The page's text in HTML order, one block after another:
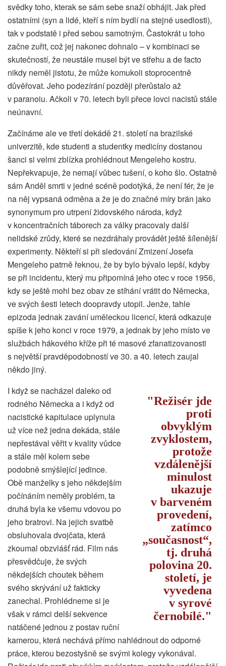
svědky toho, kterak se sám sebe snaží obhájit. Jak před
ostatními (syn a lidé, kteří s ním bydlí na stejné usedlosti),
tak v podstatě i před sebou samotným. Častokrát u toho
začne zuřit, což jej nakonec dohnalo – v kombinaci se
skutečností, že neustále musel být ve střehu a de facto
nikdy neměl jistotu, že může komukoli stoprocentně
důvěřovat. Jeho podezírání později přerůstalo až
v paranoiu. Ačkoli v 70. letech byli přece lovci nacistů stále
neúnavní.
Začínáme ale ve třetí dekádě 21. století na brazilské
univerzitě, kde studenti a studentky medicíny dostanou
šanci si velmi zblízka prohlédnout Mengeleho kostru.
Nepřekvapuje, že nemají vůbec tušení, o koho šlo. Ostatně
sám Anděl smrti v jedné scéně podotýká, že není fér, že je
na něj vypsaná odměna a že je do značné míry brán jako
synonymum pro utrpení židovského národa, když
v koncentračních táborech za války pracovaly další
nelidské zrůdy, které se nezdráhaly provádět ještě šílenější
experimenty. Někteří si při sledování Zmizení Josefa
Mengeleho patrně řeknou, že by bylo bývalo lepší, kdyby
se při incidentu, který mu připomíná jeho otec v roce 1956,
kdy se ještě mohl bez obav ze stíhání vrátit do Německa,
ve svých šesti letech doopravdy utopil. Jenže, tahle
epizoda jednak zavání uměleckou licencí, která odkazuje
spíše k jeho konci v roce 1979, a jednak by jeho místo ve
službách hákového kříže při té masové zfanatizovanosti
s největší pravděpodobností ve 30. a 40. letech zaujal
někdo jiný.
Režisér jde
proti
obvyklým
zvyklostem,
protože
vzdálenější
minulost
ukazuje
v barveném
provedení,
zatímco
„současnost“,
tj. druhá
polovina 20.
století, je
vyvedena
v syrové
černobílé.
I když se nacházel daleko od
rodného Německa a i když od
nacistické kapitulace uplynula
už více než jedna dekáda, stále
nepřestával věřit v kvality vůdce
a stále měl kolem sebe
podobně smýšlející jedince.
Obě manželky s jeho někdejším
počínáním neměly problém, ta
druhá byla ke všemu vdovou po
jeho bratrovi. Na jejich svatbě
obsluhovala dvojčata, která
zkoumal obzvlášť rád. Film nás
přesvědčuje, že svých
někdejších choutek během
svého skrývání už fakticky
zanechal. Prohlédneme si je
však v rámci delší sekvence
natáčené jednou z postav ruční
kamerou, která nechává přímo nahlédnout do odporné
práce, kterou bezostyšně se svými kolegy vykonával.